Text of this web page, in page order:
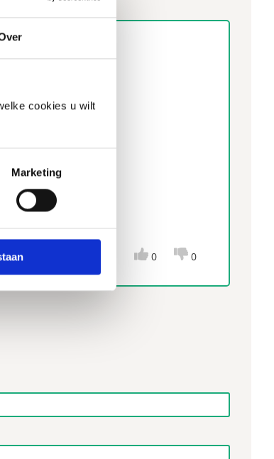
cookies u wilt
Marketing
alles: De
bij een
0 0